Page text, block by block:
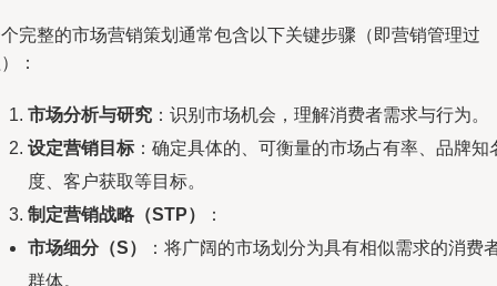
完整的市场营销策划通常包含以下关键步骤（即营销管理过
：
市场分析与研究 ：识别市场机会，理解消费者需求与行为。
设定营销目标 ：确定具体的、可衡量的市场占有率、品牌知
度、客户获取等目标。
制定营销战略（STP）
：
市场细分（S）
：将广阔的市场划分为具有相似需求的消费
群体。